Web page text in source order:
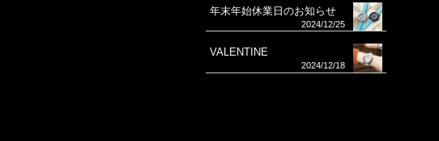
年末年始休業日のお知らせ
2024/12/25
VALENTINE
2024/12/18